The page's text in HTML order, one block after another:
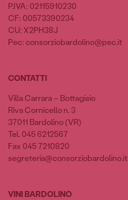
P.IVA: 02115910230
CF: 00573390234
CU: X2PH38J
Pec: consorziobardolino@pec.it
CONTATTI
Villa Carrara – Bottagisio
Riva Cornicello n. 3
37011 Bardolino (VR)
Tel. 045 6212567
Fax 045 7210820
segreteria@consorziobardolino.it
VINI BARDOLINO